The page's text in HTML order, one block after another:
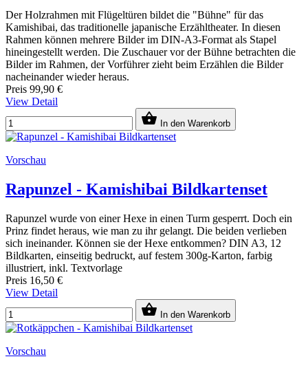
Der Holzrahmen mit Flügeltüren bildet die "Bühne" für das
Kamishibai, das traditionelle japanische Erzähltheater. In diesen
Rahmen können mehrere Bilder im DIN-A3-Format als Stapel
hineingestellt werden. Die Zuschauer vor der Bühne betrachten die
Bilder im Rahmen, der Vorführer zieht beim Erzählen die Bilder
nacheinander wieder heraus.
Preis 99,90 €
View Detail
 In den Warenkorb
Vorschau
Rapunzel - Kamishibai Bildkartenset
Rapunzel wurde von einer Hexe in einen Turm gesperrt. Doch ein
Prinz findet heraus, wie man zu ihr gelangt. Die beiden verlieben
sich ineinander. Können sie der Hexe entkommen? DIN A3, 12
Bildkarten, einseitig bedruckt, auf festem 300g-Karton, farbig
illustriert, inkl. Textvorlage
Preis 16,50 €
View Detail
 In den Warenkorb
Vorschau